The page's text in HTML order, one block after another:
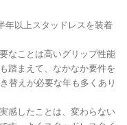
年以上スタッドレスを装着
なことは高いグリップ性能
踏まえて、なかなか要件を
替えが必要な年も多くあり
感したことは、変わらない